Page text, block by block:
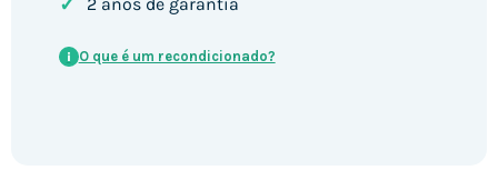
2 anos de garantia
i O que é um recondicionado?